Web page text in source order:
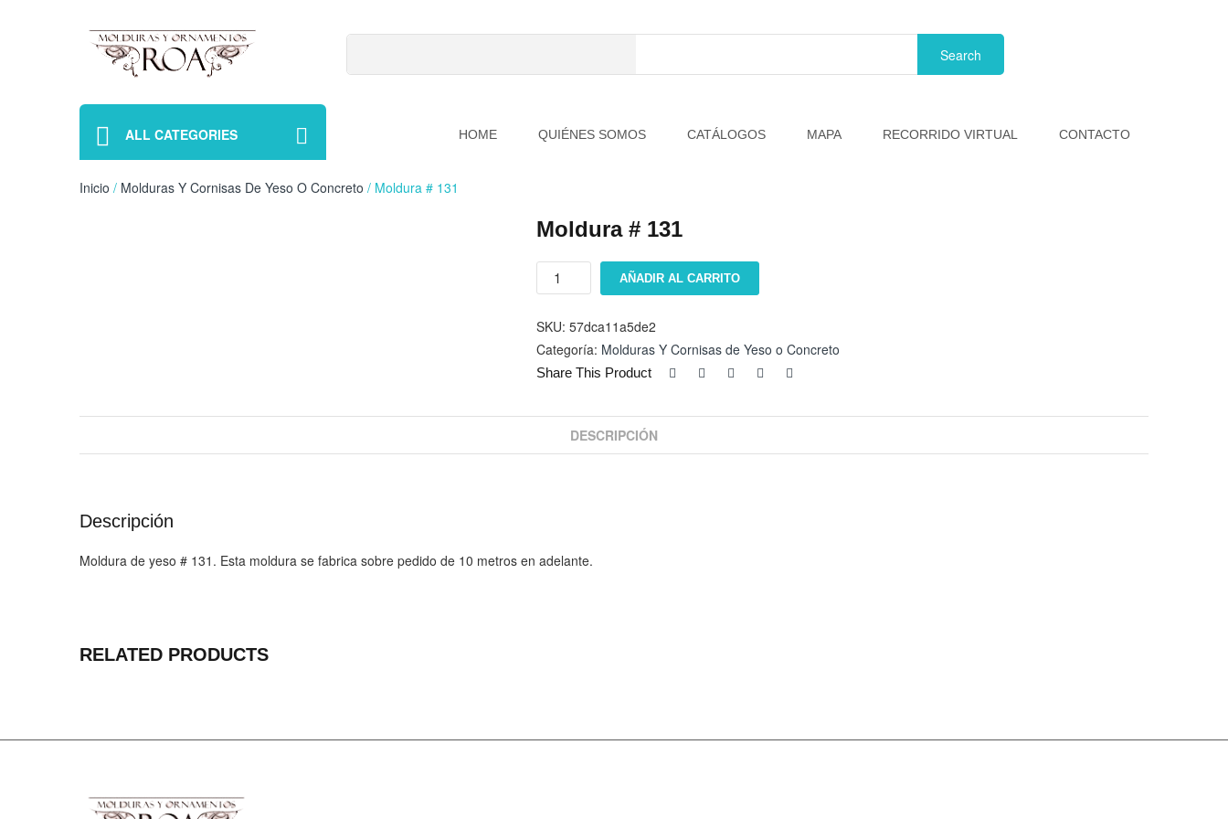
ALL CATEGORIES HOME QUIÉNES SOMOS CATÁLOGOS MAPA RECORRIDO VIRTUAL CONTACTO
Inicio / Molduras Y Cornisas De Yeso O Concreto / Moldura # 131
Moldura # 131
Moldura
cantidad
AÑADIR AL CARRITO
SKU: 57dca11a5de2
Categoría: Molduras Y Cornisas de Yeso o Concreto
Share This Product
DESCRIPCIÓN
Descripción
Moldura de yeso # 131. Esta moldura se fabrica sobre pedido de 10 metros en adelante.
RELATED PRODUCTS